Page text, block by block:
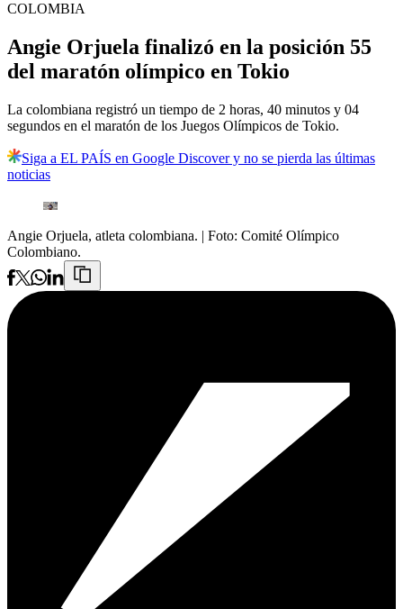
COLOMBIA
Angie Orjuela finalizó en la posición 55
del maratón olímpico en Tokio
La colombiana registró un tiempo de 2 horas, 40 minutos y 04
segundos en el maratón de los Juegos Olímpicos de Tokio.
Siga a EL PAÍS en Google Discover y no se pierda las últimas
noticias
Angie Orjuela, atleta colombiana. | Foto: Comité Olímpico
Colombiano.